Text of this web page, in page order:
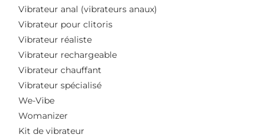
Vibrateur anal (vibrateurs anaux)
Vibrateur pour clitoris
Vibrateur réaliste
Vibrateur rechargeable
Vibrateur chauffant
Vibrateur spécialisé
We-Vibe
Womanizer
Kit de vibrateur